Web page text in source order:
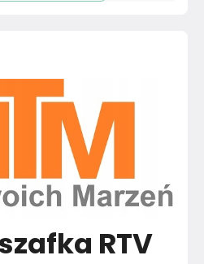
Czernie
Rozłożony
RTV